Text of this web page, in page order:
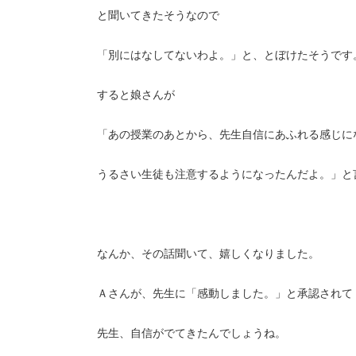
と聞いてきたそうなので
「別にはなしてないわよ。」と、とぼけたそうです。
すると娘さんが
「あの授業のあとから、先生自信にあふれる感じ
うるさい生徒も注意するようになったんだよ。」と
なんか、その話聞いて、嬉しくなりました。
Ａさんが、先生に「感動しました。」と承認されて
先生、自信がでてきたんでしょうね。